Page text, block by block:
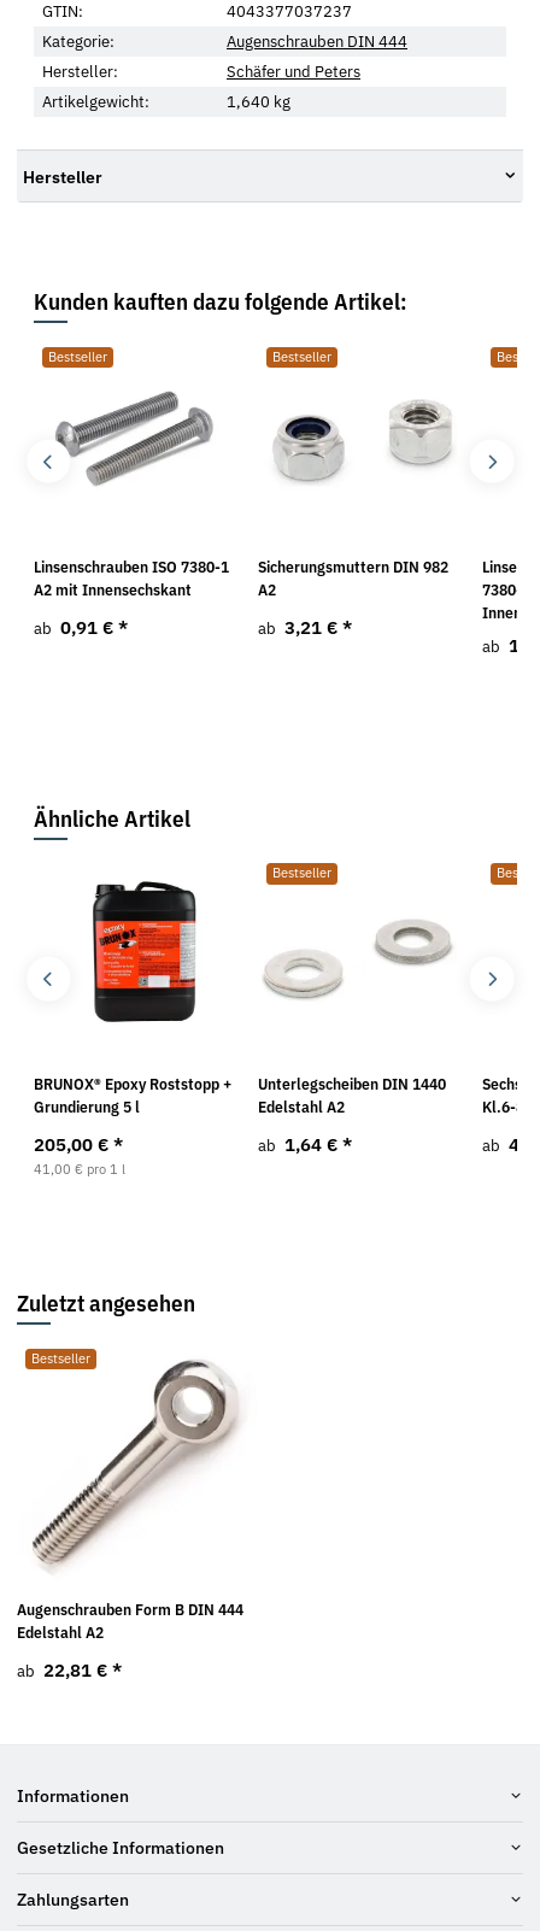
GTIN:
4043377037237
Kategorie:
Augenschrauben DIN 444
Hersteller:
Schäfer und Peters
Artikelgewicht:
1,640 kg
Hersteller
Kunden kauften dazu folgende Artikel:
Bestseller
Linsenschrauben ISO 7380-1
A2 mit Innensechskant
ab 0,91 € *
Bestseller
Sicherungsmuttern DIN 982
A2
ab 3,21 € *
7380-2
ab
Ähnliche Artikel
BRUNOX® Epoxy Roststopp +
Grundierung 5 l
205,00 € *
41,00 € pro 1 l
Bestseller
Unterlegscheiben DIN 1440
Edelstahl A2
ab 1,64 € *
Kl.6-8
ab
Zuletzt angesehen
Bestseller
Augenschrauben Form B DIN 444
Edelstahl A2
ab 22,81 € *
Informationen
Gesetzliche Informationen
Zahlungsarten